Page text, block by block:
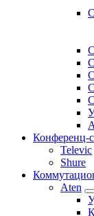
Конференц-
Televic
Shure
Aten